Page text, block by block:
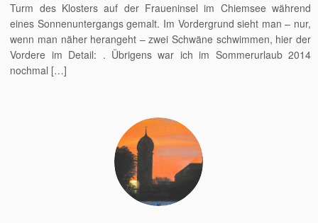
Turm des Klosters auf der Fraueninsel im Chiemsee während
eines Sonnenuntergangs gemalt. Im Vordergrund sieht man – nur,
wenn man näher herangeht – zwei Schwäne schwimmen, hier der
Vordere im Detail: . Übrigens war ich im Sommerurlaub 2014
nochmal […]